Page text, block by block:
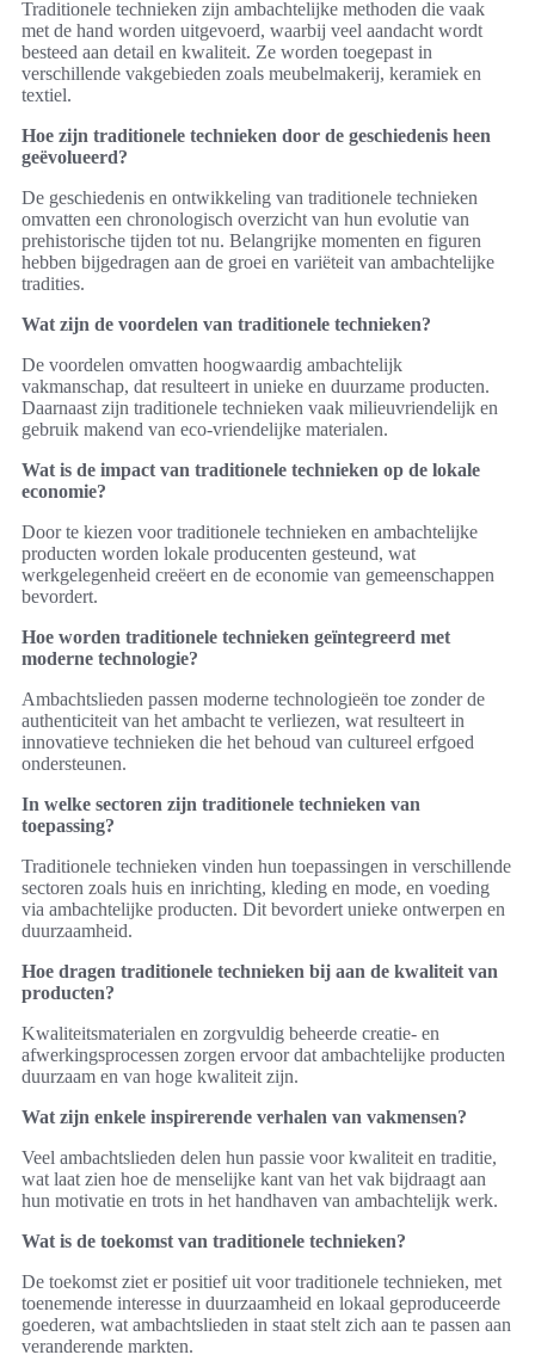
Traditionele technieken zijn ambachtelijke methoden die vaak
met de hand worden uitgevoerd, waarbij veel aandacht wordt
besteed aan detail en kwaliteit. Ze worden toegepast in
verschillende vakgebieden zoals meubelmakerij, keramiek en
textiel.
Hoe zijn traditionele technieken door de geschiedenis heen
geëvolueerd?
De geschiedenis en ontwikkeling van traditionele technieken
omvatten een chronologisch overzicht van hun evolutie van
prehistorische tijden tot nu. Belangrijke momenten en figuren
hebben bijgedragen aan de groei en variëteit van ambachtelijke
tradities.
Wat zijn de voordelen van traditionele technieken?
De voordelen omvatten hoogwaardig ambachtelijk
vakmanschap, dat resulteert in unieke en duurzame producten.
Daarnaast zijn traditionele technieken vaak milieuvriendelijk en
gebruik makend van eco-vriendelijke materialen.
Wat is de impact van traditionele technieken op de lokale
economie?
Door te kiezen voor traditionele technieken en ambachtelijke
producten worden lokale producenten gesteund, wat
werkgelegenheid creëert en de economie van gemeenschappen
bevordert.
Hoe worden traditionele technieken geïntegreerd met
moderne technologie?
Ambachtslieden passen moderne technologieën toe zonder de
authenticiteit van het ambacht te verliezen, wat resulteert in
innovatieve technieken die het behoud van cultureel erfgoed
ondersteunen.
In welke sectoren zijn traditionele technieken van
toepassing?
Traditionele technieken vinden hun toepassingen in verschillende
sectoren zoals huis en inrichting, kleding en mode, en voeding
via ambachtelijke producten. Dit bevordert unieke ontwerpen en
duurzaamheid.
Hoe dragen traditionele technieken bij aan de kwaliteit van
producten?
Kwaliteitsmaterialen en zorgvuldig beheerde creatie- en
afwerkingsprocessen zorgen ervoor dat ambachtelijke producten
duurzaam en van hoge kwaliteit zijn.
Wat zijn enkele inspirerende verhalen van vakmensen?
Veel ambachtslieden delen hun passie voor kwaliteit en traditie,
wat laat zien hoe de menselijke kant van het vak bijdraagt aan
hun motivatie en trots in het handhaven van ambachtelijk werk.
Wat is de toekomst van traditionele technieken?
De toekomst ziet er positief uit voor traditionele technieken, met
toenemende interesse in duurzaamheid en lokaal geproduceerde
goederen, wat ambachtslieden in staat stelt zich aan te passen aan
veranderende markten.